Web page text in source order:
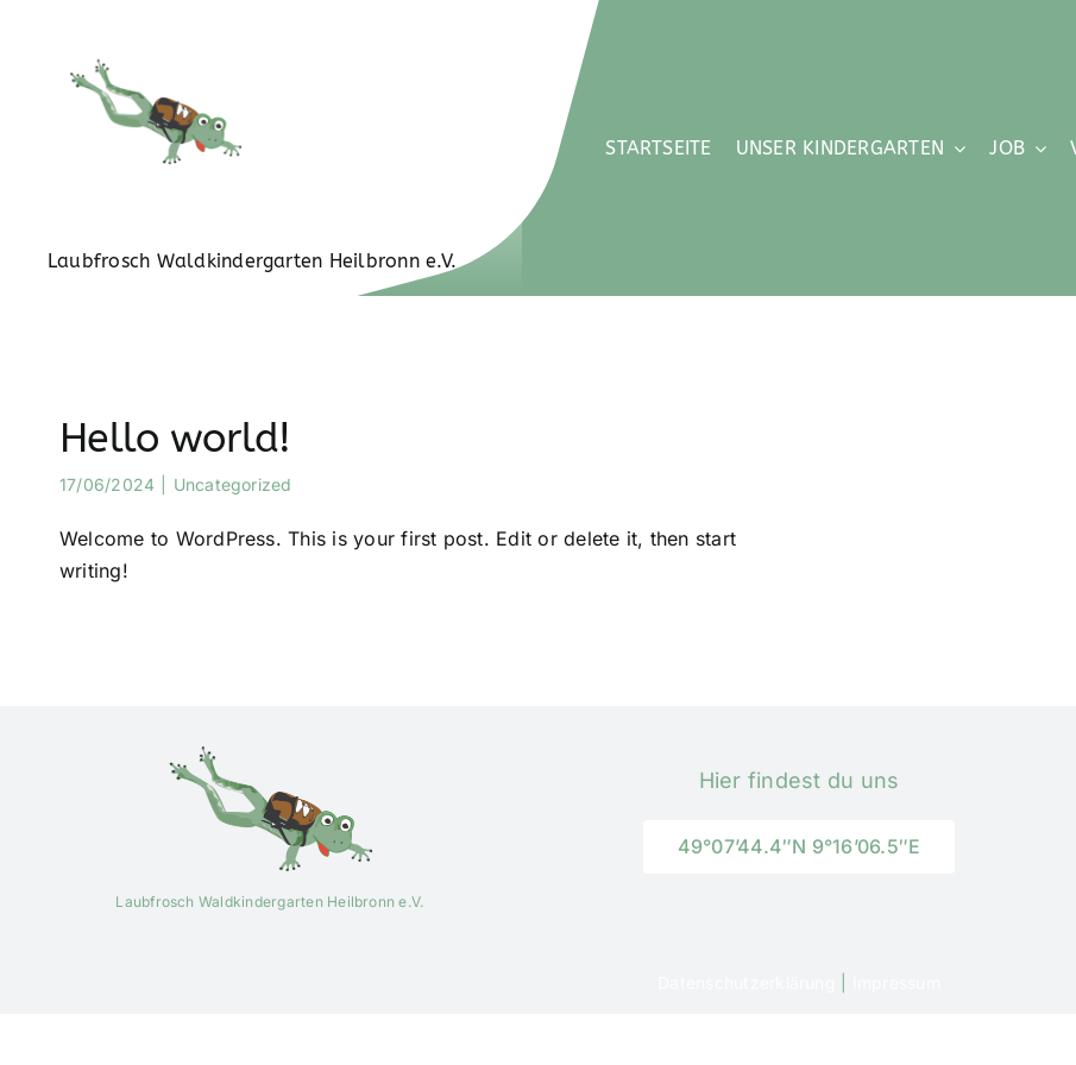
springen
Laubfrosch Waldkindergarten Heilbronn e.V.
STARTSEITE UNSER KINDERGARTEN JOB
Hello world!
17/06/2024 Uncategorized
Welcome to WordPress. This is your first post. Edit or delete it, then start
writing!
Laubfrosch Waldkindergarten Heilbronn e.V.
Hier findest du uns
49°07’44.4″N 9°16’06.5″E